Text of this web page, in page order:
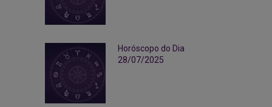
Horóscopo do Dia
28/07/2025